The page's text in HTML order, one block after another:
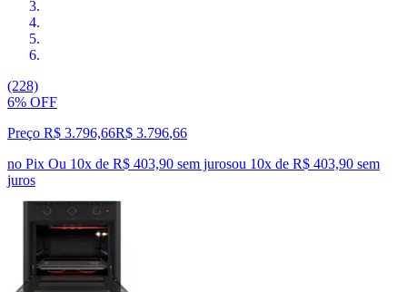
(228)
6% OFF
Preço R$ 3.796,66R$ 3.796,66
no Pix Ou 10x de R$ 403,90 sem jurosou 10x de R$ 403,90 sem
juros